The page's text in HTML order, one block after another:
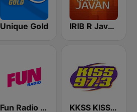
Unique Gold IRIB R Javan راديو جوان
Fun Radio FRANCE KKSS KISS 97.3 FM